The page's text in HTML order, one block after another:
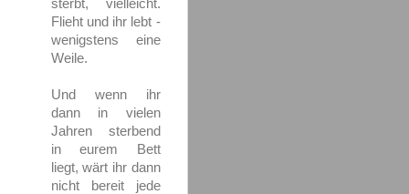
Flieht und ihr lebt -
wenigstens eine
Weile.
Und wenn ihr
dann in vielen
Jahren sterbend
in eurem Bett
liegt, wärt ihr dann
nicht bereit jede